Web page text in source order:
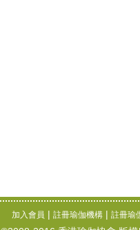
加入會員 | 註冊瑜伽機構 | 註冊瑜